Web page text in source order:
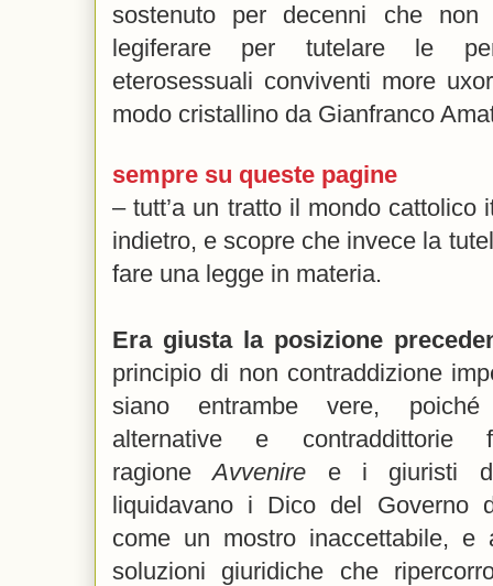
sostenuto per decenni che non
legiferare per tutelare le
eterosessuali conviventi more
modo cristallino da Gianfranco
sempre su queste pagine
– tutt’a un tratto il mondo cattolico
indietro, e scopre che invece la
fare una legge in materia.
Era giusta la posizione
principio di non contraddizione
siano entrambe vere, poiché
alternative e
ragioneAvvenire e i giuristi di
liquidavano i Dico del Governo
come un mostro inaccettabile, e
soluzioni giuridiche che